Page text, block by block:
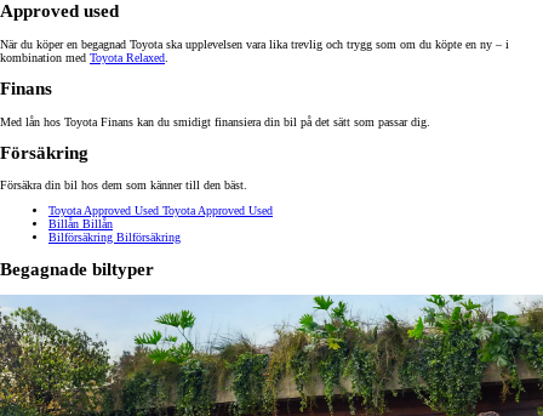
Approved used
När du köper en begagnad Toyota ska upplevelsen vara lika trevlig och trygg som om du köpte en ny – i
kombination med Toyota Relaxed
Finans
Med lån hos Toyota Finans kan du smidigt finansiera din bil på det sätt som passar dig.
Försäkring
Försäkra din bil hos dem som känner till den bäst.
Toyota Approved Used Toyota Approved Used
Billån Billån
Bilförsäkring Bilförsäkring
Begagnade biltyper